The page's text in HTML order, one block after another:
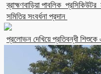
ব্রাহ্মণবাড়িয়া পাবলিক
সমিতির সংবর্ধনা প্রদান
প্রলোভন দেখিয়ে প্রতিবন্ধী শিশুকে